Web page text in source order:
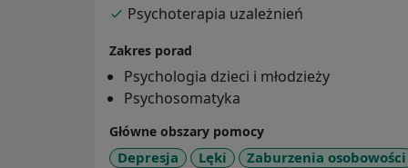
Psychoterapia uzależnień
Zakres porad
Psychologia dzieci i młodzieży
Psychosomatyka
Główne obszary pomocy
Depresja Lęki Zaburzenia osobowości